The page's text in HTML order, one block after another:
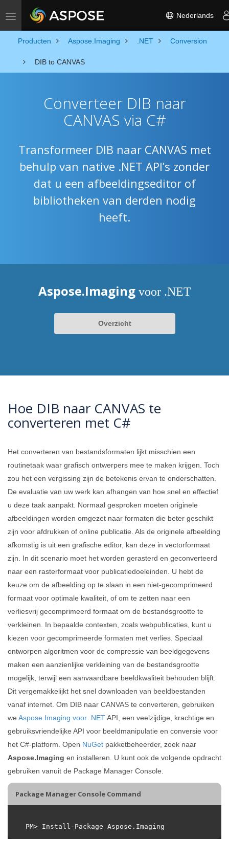
Toggle navigation Nederlands
Producten Aspose.Imaging .NET Conversion
DIB to CANVAS
Converteer DIB naar
CANVAS via C#
Transformeer DIB naar CANVAS met
behulp van native .NET API’s zonder
dat u een afbeeldingseditor of
bibliotheken van derden nodig
heeft.
Aspose.Imaging voor .NET
Overzicht
Hoe DIB naar CANVAS te
converteren met C#
Het converteren van bestandsformaten lijkt misschien een
routinetaak waar grafisch ontwerpers mee te maken krijgen. Toch
zou het een vergissing zijn de betekenis ervan te onderschatten.
De evaluatie van uw werk kan afhangen van hoe snel en effectief
u deze taak aanpakt. Normaal gesproken moeten originele
afbeeldingen worden omgezet naar formaten die beter geschikt
zijn voor afdrukken of online publicatie. Als de originele afbeelding
afkomstig is uit een grafische editor, kan deze in vectorformaat
zijn. In dit scenario moet het worden gerasterd en geconverteerd
naar een rasterformaat voor publicatiedoeleinden. U hebt de
keuze om de afbeelding op te slaan in een niet-gecomprimeerd
formaat voor optimale kwaliteit, of om te zetten naar een
verliesvrij gecomprimeerd formaat om de bestandsgrootte te
verkleinen. In bepaalde contexten, zoals webpublicaties, kunt u
kiezen voor gecomprimeerde formaten met verlies. Speciaal
ontworpen algoritmen voor de compressie van beeldgegevens
maken een aanzienlijke verkleining van de bestandsgrootte
mogelijk, terwijl een aanvaardbare beeldkwaliteit behouden blijft.
Dit vergemakkelijkt het snel downloaden van beeldbestanden
vanaf internet. Om DIB naar CANVAS te converteren, gebruiken
we Aspose.Imaging voor .NETAPI, een veelzijdige, krachtige en
gebruiksvriendelijke API voor beeldmanipulatie en conversie voor
het C#-platform. Open NuGet pakketbeheerder, zoek naar
Aspose.Imaging en installeren. U kunt ook de volgende opdracht
gebruiken vanuit de Package Manager Console.
Package Manager Console Command